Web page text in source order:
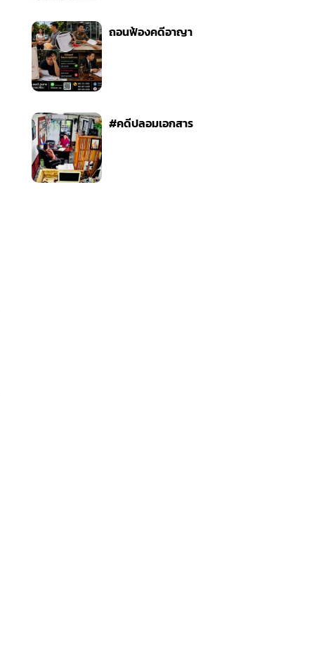
ถอนฟ้องคดีอาญา
#คดีปลอมเอกสาร